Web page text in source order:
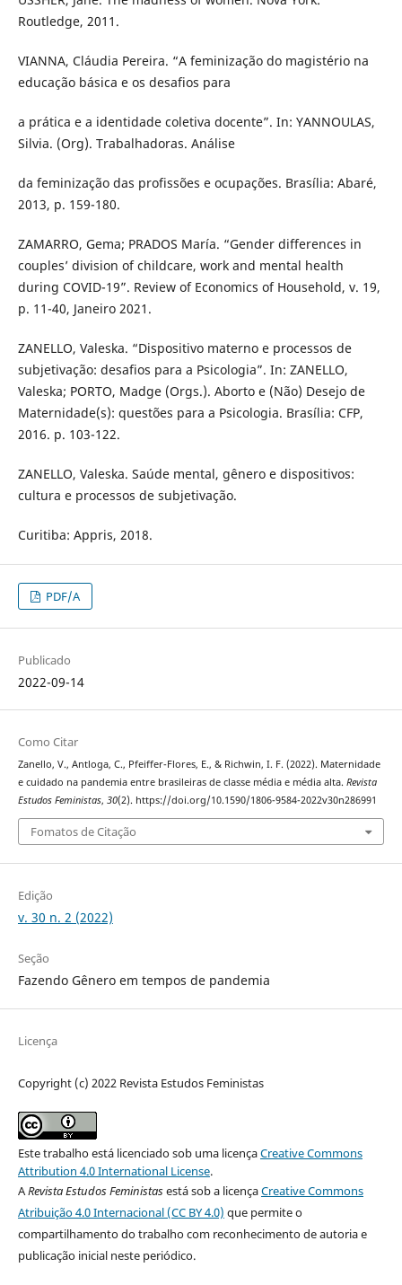
Routledge, 2011.
VIANNA, Cláudia Pereira. “A feminização do magistério na
educação básica e os desafios para
a prática e a identidade coletiva docente”. In: YANNOULAS,
Silvia. (Org). Trabalhadoras. Análise
da feminização das profissões e ocupações. Brasília: Abaré,
2013, p. 159-180.
ZAMARRO, Gema; PRADOS María. “Gender differences in
couples’ division of childcare, work and mental health
during COVID-19”. Review of Economics of Household, v. 19,
p. 11-40, Janeiro 2021.
ZANELLO, Valeska. “Dispositivo materno e processos de
subjetivação: desafios para a Psicologia”. In: ZANELLO,
Valeska; PORTO, Madge (Orgs.). Aborto e (Não) Desejo de
Maternidade(s): questões para a Psicologia. Brasília: CFP,
2016. p. 103-122.
ZANELLO, Valeska. Saúde mental, gênero e dispositivos:
cultura e processos de subjetivação.
Curitiba: Appris, 2018.
PDF/A
Publicado
2022-09-14
Como Citar
Zanello, V., Antloga, C., Pfeiffer-Flores, E., & Richwin, I. F. (2022). Maternidade
e cuidado na pandemia entre brasileiras de classe média e média alta. Revista
Estudos Feministas, 30(2). https://doi.org/10.1590/1806-9584-2022v30n286991
Fomatos de Citação
Edição
v. 30 n. 2 (2022)
Seção
Fazendo Gênero em tempos de pandemia
Licença
Copyright (c) 2022 Revista Estudos Feministas
Este trabalho está licenciado sob uma licençaCreative Commons
Attribution 4.0 International License.
ARevista Estudos Feministasestá sob a licençaCreative Commons
Atribuição 4.0 Internacional (CC BY 4.0) que permite o
compartilhamento do trabalho com reconhecimento de autoria e
publicação inicial neste periódico.